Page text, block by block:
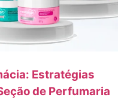
Estratégias
de Perfumaria